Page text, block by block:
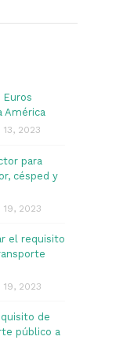
América
13, 2023
para
césped y
19, 2023
el requisito
19, 2023
de
público a